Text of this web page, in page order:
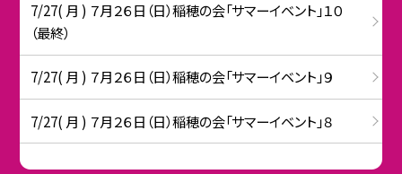
7/27( 月 ) ７月２６日（日）稲穂の会「サマーイベント」１０
（最終）
7/27( 月 ) ７月２６日（日）稲穂の会「サマーイベント」９
7/27( 月 ) ７月２６日（日）稲穂の会「サマーイベント」８